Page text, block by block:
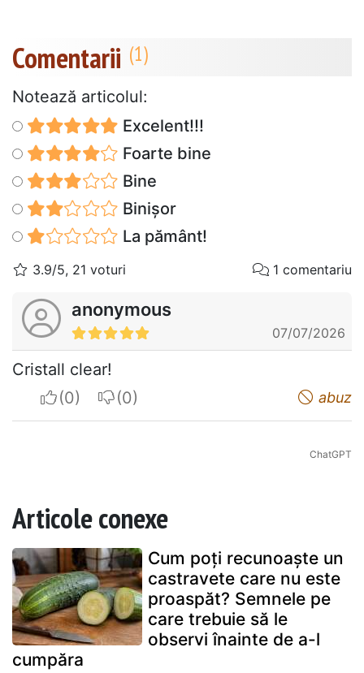
Comentarii
Notează articolul:
Excelent!!!
Foarte bine
Bine
Binișor
La pământ!
3.9/5, 21 voturi 1 comentariu
anonymous
07/07/2026
Cristall clear!
I apreciateI do not appreciate abuz
ChatGPT
Articole conexe
Cum poți recunoaște un
castravete care nu este
proaspăt? Semnele pe
care trebuie să le
observi înainte de a-l
cumpăra